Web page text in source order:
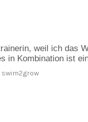
weil ich das
in Kombination ist